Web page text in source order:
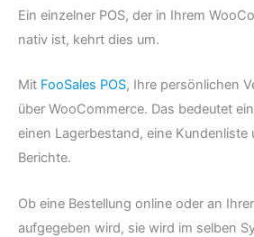
Ein einzelner POS, der in Ihrem
nativ ist, kehrt dies um.
Mit FooSales POS, Ihre persönlichen
über WooCommerce. Das bedeutet
einen Lagerbestand, eine Kundenliste
Berichte.
Ob eine Bestellung online oder an
aufgegeben wird, sie wird im selben